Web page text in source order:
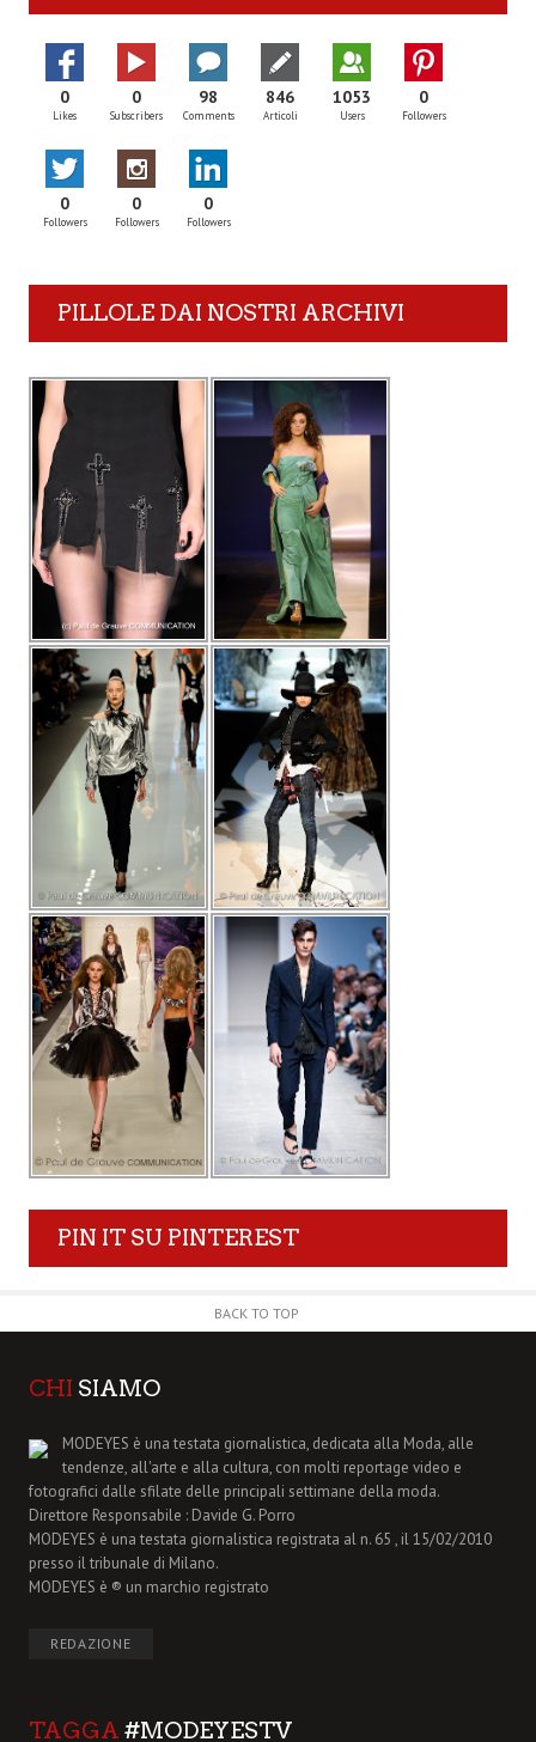
0
Likes
0
Subscribers
98
Comments
846
Articoli
1053
Users
0
Followers
0
Followers
0
Followers
0
Followers
PILLOLE DAI NOSTRI ARCHIVI
PIN IT SU PINTEREST
BACK TO TOP
CHI SIAMO
MODEYES è una testata giornalistica, dedicata alla Moda, alle
tendenze, all'arte e alla cultura, con molti reportage video e
fotografici dalle sfilate delle principali settimane della moda.
Direttore Responsabile : Davide G. Porro
MODEYES è una testata giornalistica registrata al n. 65 , il 15/02/2010
presso il tribunale di Milano.
MODEYES è ® un marchio registrato
REDAZIONE
TAGGA #MODEYESTV